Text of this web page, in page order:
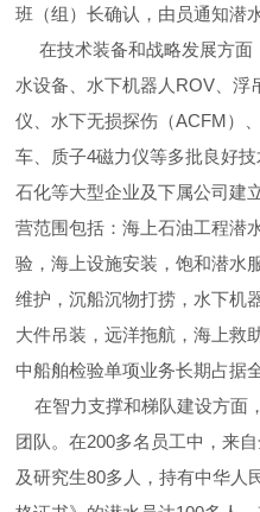
班（组）长确认，由员通知潜
在技术装备和战略发展方面
水设备、水下机器人ROV、浮
仪、水下无损探伤（ACFM）
车、质子4磁力仪等多批良好
石化等大型企业及下属公司建
营范围包括：海上石油工程潜
验，海上设施安装，饱和潜水
维护，沉船沉物打捞，水下机
大件吊装，远洋拖航，海上救
中船舶检验单项业务长期占据
在智力支撑和梯队建设方面
团队。在200多名员工中，来
及研究生80多人，持有中华人